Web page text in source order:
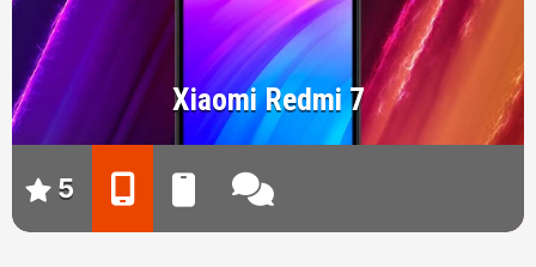
Xiaomi Redmi 7
5